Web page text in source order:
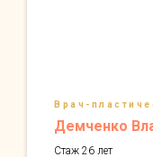
Врач-
Демченко
Стаж 26 лет